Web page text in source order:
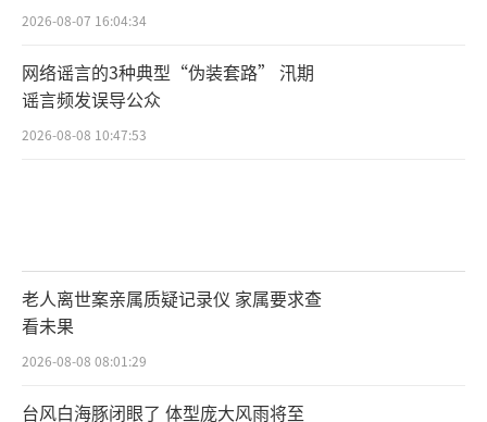
2026-08-07 16:04:34
网络谣言的3种典型“伪装套路” 汛期
谣言频发误导公众
2026-08-08 10:47:53
老人离世案亲属质疑记录仪 家属要求查
看未果
2026-08-08 08:01:29
台风白海豚闭眼了 体型庞大风雨将至